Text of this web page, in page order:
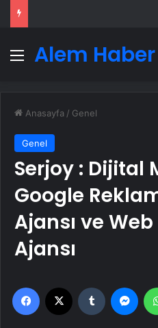
MenüAlem Haber
Anasayfa / Genel
Genel
Serjoy : Dijital
Google
Ajansı ve
Ajansı
Facebook Tumblr